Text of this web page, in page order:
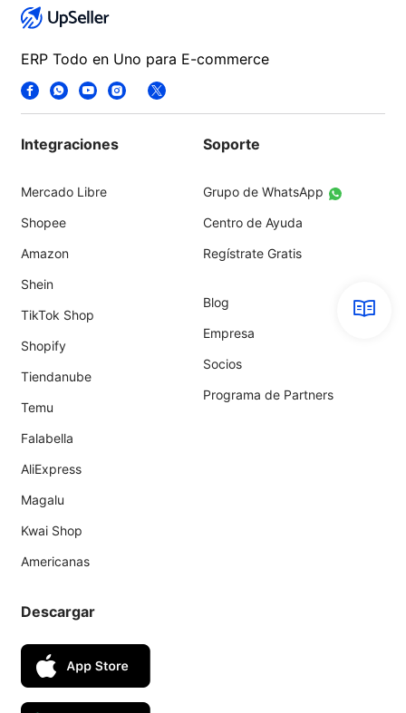
ERP Todo en Uno para E-commerce
Integraciones
Mercado Libre
Shopee
Amazon
Shein
TikTok Shop
Shopify
Tiendanube
Temu
Falabella
AliExpress
Magalu
Kwai Shop
Americanas
Soporte
Grupo de WhatsApp
Centro de Ayuda
Regístrate Gratis
Blog
Empresa
Socios
Programa de Partners
Descargar